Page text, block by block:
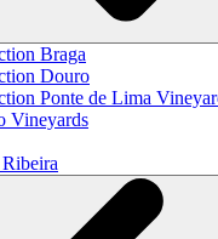
Braga
Douro
Ponte de Lima
Vineyards